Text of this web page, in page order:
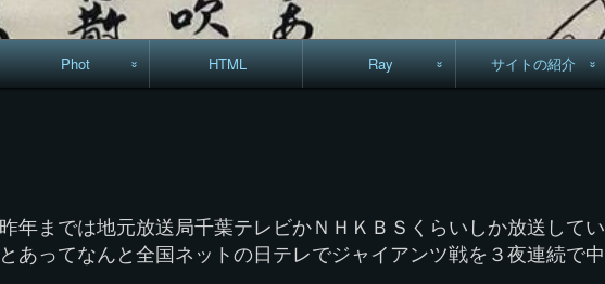
Phot
手拭いの旅
HTML Ray サイトの紹介
PC歴
年までは地元放送局千葉テレビかＮＨＫＢＳくらいしか放送してい
あってなんと全国ネットの日テレでジャイアンツ戦を３夜連続で中